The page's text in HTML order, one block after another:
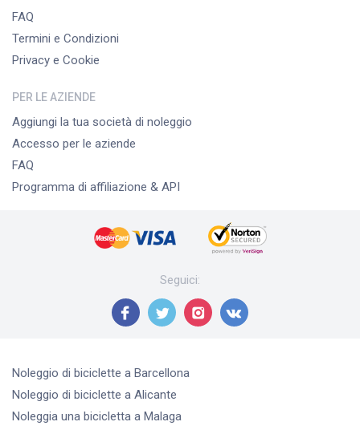
FAQ
Termini e Condizioni
Privacy e Cookie
PER LE AZIENDE
Aggiungi la tua società di noleggio
Accesso per le aziende
FAQ
Programma di affiliazione & API
Seguici:
Noleggio di biciclette a Barcellona
Noleggio di biciclette a Alicante
Noleggia una bicicletta a Malaga